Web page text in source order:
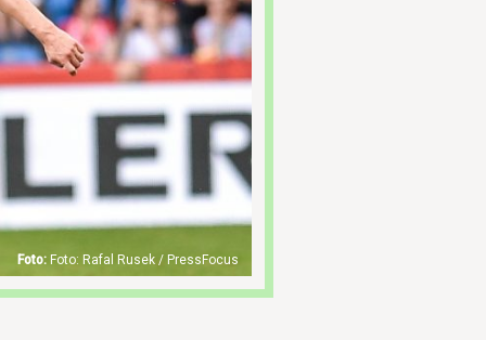
Foto: Rafal Rusek / PressFocus